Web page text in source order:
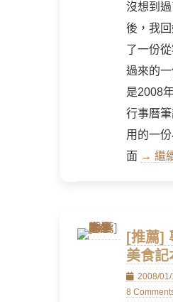
沒想到
後，我
了一份
過來的
是2008
行事曆
用的一
面 → 繼
[推薦]
美食
Posted
on
2008/
8